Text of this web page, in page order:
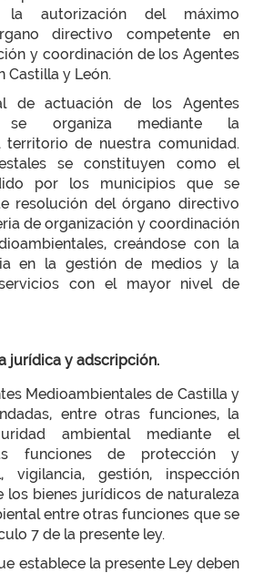
autorización del máximo
directivo competente en
y coordinación de los Agentes
Castilla y León.
de actuación de los Agentes
se organiza mediante la
territorio de nuestra comunidad.
se constituyen como el
por los municipios que se
resolución del órgano directivo
de organización y coordinación
creándose con la
en la gestión de medios y la
con el mayor nivel de
jurídica y adscripción.
Medioambientales de Castilla y
entre otras funciones, la
ambiental mediante el
funciones de protección y
vigilancia, gestión, inspección
los bienes jurídicos de naturaleza
entre otras funciones que se
7 de la presente ley.
establece la presente Ley deben